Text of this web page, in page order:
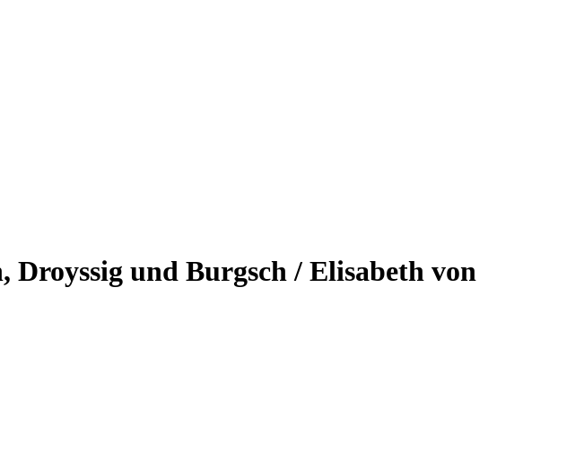
und Burgsch / Elisabeth von